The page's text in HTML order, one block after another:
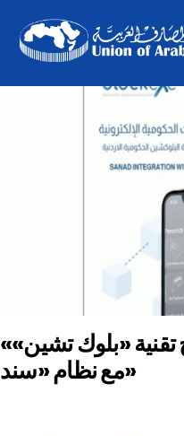
content
«الاقتصاد الرقمي»: دمج تقنية «بلوك تشين»
مع نظام «سند»